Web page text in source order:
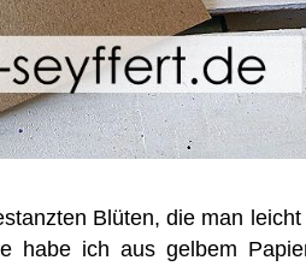
Blüten, die man
habe ich aus gelbem